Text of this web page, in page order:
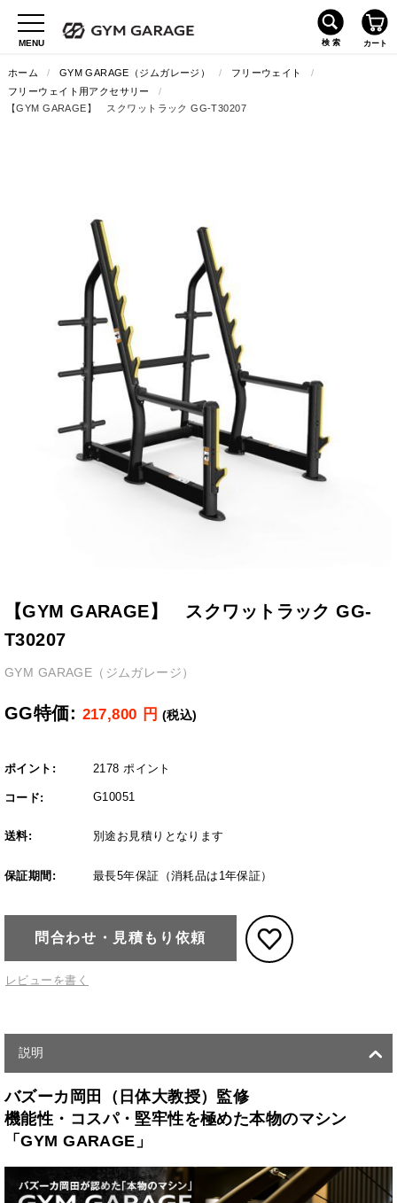
ホーム / GYM GARAGE（ジムガレージ） / フリーウェイト
/
フリーウェイト用アクセサリー
/
【GYM GARAGE】 スクワットラック GG-T30207
【GYM GARAGE】 スクワットラック GG-
T30207
GYM GARAGE（ジムガレージ）
GG特価: 217,800 円 (税込)
ポイント: 2178 ポイント
コード: G10051
送料: 別途お見積りとなります
保証期間: 最長5年保証（消耗品は1年保証）
問合わせ・見積もり依頼
レビューを書く
説明
バズーカ岡田（日体大教授）監修
機能性・コスパ・堅牢性を極めた本物のマシン
「GYM GARAGE」